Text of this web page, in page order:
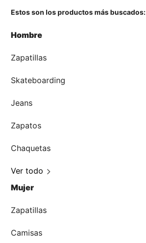
Tiendas
Estos son los productos más buscados:
Hombre
Zapatillas
Skateboarding
Jeans
Zapatos
Chaquetas
Ver todo
Mujer
Zapatillas
Camisas